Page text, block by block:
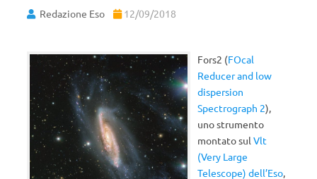
Redazione Eso 12/09/2018
Fors2 (FOcal
Reducer and low
dispersion
Spectrograph 2),
uno strumento
montato sulVlt
(Very Large
Telescope) dell’Eso,